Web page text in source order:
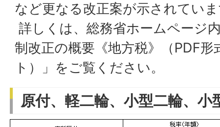
など更なる改正案が示されてい
詳しくは、総務省ホームページ
制改正の概要《地方税》（PDF
ト）」をご覧ください。
原付、軽二輪、小型二輪、小